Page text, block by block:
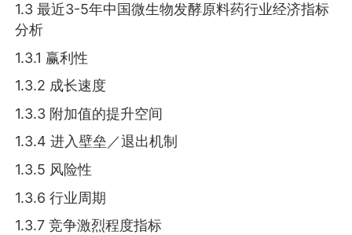
1.3 最近3-5年中国微生物发酵原料药行业经济指标
分析
1.3.1 赢利性
1.3.2 成长速度
1.3.3 附加值的提升空间
1.3.4 进入壁垒／退出机制
1.3.5 风险性
1.3.6 行业周期
1.3.7 竞争激烈程度指标